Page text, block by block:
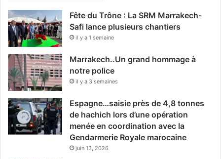
Fête du Trône : La SRM Marrakech-
Safi lance plusieurs chantiers
il y a 1 semaine
Marrakech..Un grand hommage à
notre police
il y a 3 semaines
Espagne…saisie près de 4,8 tonnes
de hachich lors d’une opération
menée en coordination avec la
Gendarmerie Royale marocaine
juin 13, 2026